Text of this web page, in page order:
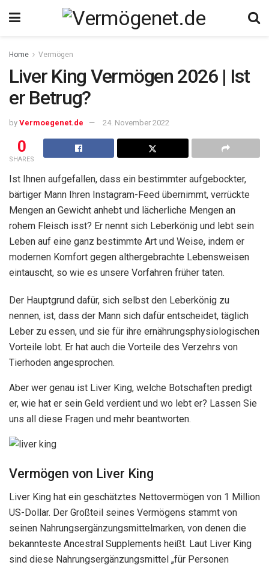
Home Vermögen
Liver King Vermögen 2026 | Ist
er Betrug?
by Vermoegenet.de 24. November 2022
0
SHARES
Ist Ihnen aufgefallen, dass ein bestimmter aufgebockter,
bärtiger Mann Ihren Instagram-Feed übernimmt, verrückte
Mengen an Gewicht anhebt und lächerliche Mengen an
rohem Fleisch isst? Er nennt sich Leberkönig und lebt sein
Leben auf eine ganz bestimmte Art und Weise, indem er
modernen Komfort gegen althergebrachte Lebensweisen
eintauscht, so wie es unsere Vorfahren früher taten.
Der Hauptgrund dafür, sich selbst den Leberkönig zu
nennen, ist, dass der Mann sich dafür entscheidet, täglich
Leber zu essen, und sie für ihre ernährungsphysiologischen
Vorteile lobt. Er hat auch die Vorteile des Verzehrs von
Tierhoden angesprochen.
Aber wer genau ist Liver King, welche Botschaften predigt
er, wie hat er sein Geld verdient und wo lebt er? Lassen Sie
uns all diese Fragen und mehr beantworten.
Vermögen von Liver King
Liver King hat ein geschätztes Nettovermögen von 1 Million
US-Dollar. Der Großteil seines Vermögens stammt von
seinen Nahrungsergänzungsmittelmarken, von denen die
bekannteste Ancestral Supplements heißt. Laut Liver King
sind diese Nahrungsergänzungsmittel „für Personen